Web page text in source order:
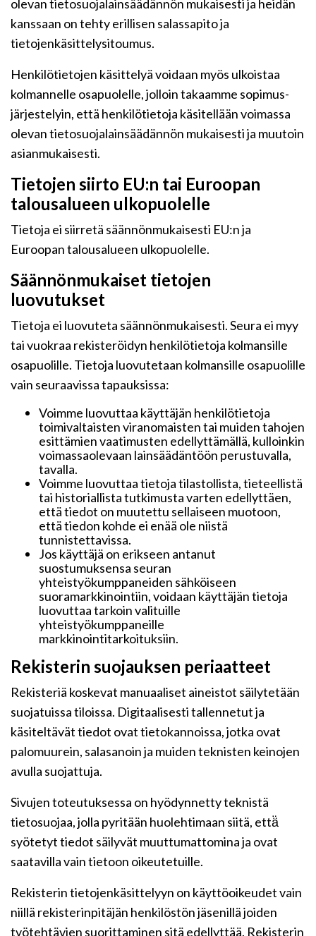
olevan tietosuojalainsäädännön mukaisesti ja heidän
kanssaan on tehty erillisen salassapito ja
tietojenkäsittelysitoumus.
Henkilötietojen käsittelyä voidaan myös ulkoistaa
kolmannelle osapuolelle, jolloin takaamme sopimus-
järjestelyin, että henkilötietoja käsitellään voimassa
olevan tietosuojalainsäädännön mukaisesti ja muutoin
asianmukaisesti.
Tietojen siirto EU:n tai Euroopan
talousalueen ulkopuolelle
Tietoja ei siirretä säännönmukaisesti EU:n ja
Euroopan talousalueen ulkopuolelle.
Säännönmukaiset tietojen
luovutukset
Tietoja ei luovuteta säännönmukaisesti. Seura ei myy
tai vuokraa rekisteröidyn henkilötietoja kolmansille
osapuolille. Tietoja luovutetaan kolmansille osapuolille
vain seuraavissa tapauksissa:
Voimme luovuttaa käyttäjän henkilötietoja
toimivaltaisten viranomaisten tai muiden tahojen
esittämien vaatimusten edellyttämällä, kulloinkin
voimassaolevaan lainsäädäntöön perustuvalla,
tavalla.
Voimme luovuttaa tietoja tilastollista, tieteellistä
tai historiallista tutkimusta varten edellyttäen,
että tiedot on muutettu sellaiseen muotoon,
että tiedon kohde ei enää ole niistä
tunnistettavissa.
Jos käyttäjä on erikseen antanut
suostumuksensa seuran
yhteistyökumppaneiden sähköiseen
suoramarkkinointiin, voidaan käyttäjän tietoja
luovuttaa tarkoin valituille
yhteistyökumppaneille
markkinointitarkoituksiin.
Rekisterin suojauksen periaatteet
Rekisteriä koskevat manuaaliset aineistot säilytetään
suojatuissa tiloissa. Digitaalisesti tallennetut ja
käsiteltävät tiedot ovat tietokannoissa, jotka ovat
palomuurein, salasanoin ja muiden teknisten keinojen
avulla suojattuja.
Sivujen toteutuksessa on hyödynnetty teknistä
tietosuojaa, jolla pyritään huolehtimaan siitä, että̈
syötetyt tiedot säilyvät muuttumattomina ja ovat
saatavilla vain tietoon oikeutetuille.
Rekisterin tietojenkäsittelyyn on käyttöoikeudet vain
niillä rekisterinpitäjän henkilöstön jäsenillä joiden
työtehtävien suorittaminen sitä edellyttää. Rekisterin